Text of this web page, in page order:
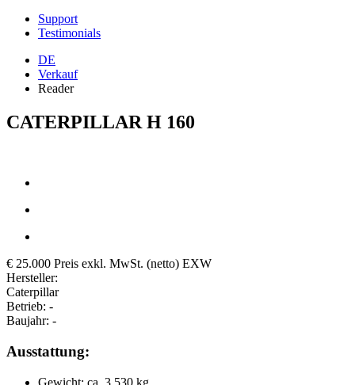
Support
Testimonials
DE
Verkauf
Reader
CATERPILLAR H 160
€ 25.000 Preis exkl. MwSt. (netto) EXW
Hersteller:
Caterpillar
Betrieb: -
Baujahr: -
Ausstattung:
Gewicht: ca. 3.530 kg